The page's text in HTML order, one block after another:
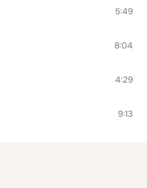
5:49
8:04
4:29
9:13